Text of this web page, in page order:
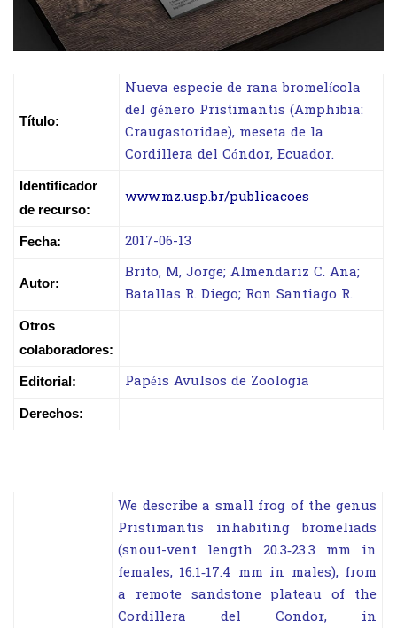
Título:
Nueva especie de rana bromelícola
del género Pristimantis (Amphibia:
Craugastoridae), meseta de la
Cordillera del Cóndor, Ecuador.
Identificador
de recurso:
www.mz.usp.br/publicacoes
Fecha: 2017-06-13
Autor:
Brito, M, Jorge; Almendariz C. Ana;
Batallas R. Diego; Ron Santiago R.
Otros
colaboradores:
Editorial: Papéis Avulsos de Zoologia
Derechos:
We describe a small frog of the genus
Pristimantis inhabiting bromeliads
(snout-vent length 20.3‑23.3 mm in
females, 16.1‑17.4 mm in males), from
a remote sandstone plateau of the
Cordillera del Condor, in